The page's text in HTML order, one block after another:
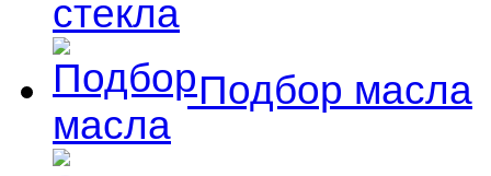
Подбор масла